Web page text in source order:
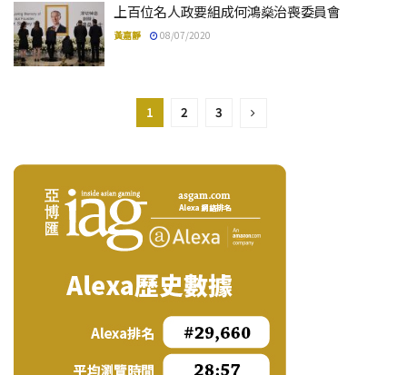
上百位名人政要組成何鴻燊治喪委員會
黃嘉靜 08/07/2020
1 2 3